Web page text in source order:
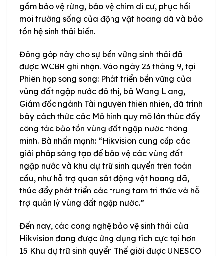
gồm bảo vệ rừng, bảo vệ chim di cư, phục hồi
môi trường sống của động vật hoang dã và bảo
tồn hệ sinh thái biển.
Đóng góp này cho sự bền vững sinh thái đã
được WCBR ghi nhận. Vào ngày 23 tháng 9, tại
Phiên họp song song: Phát triển bền vững của
vùng đất ngập nước đô thị, bà Wang Liang,
Giám đốc ngành Tài nguyên thiên nhiên, đã trình
bày cách thức các Mô hình quy mô lớn thúc đẩy
công tác bảo tồn vùng đất ngập nước thông
minh. Bà nhấn mạnh: “Hikvision cung cấp các
giải pháp sáng tạo để bảo vệ các vùng đất
ngập nước và khu dự trữ sinh quyển trên toàn
cầu, như hỗ trợ quan sát động vật hoang dã,
thúc đẩy phát triển các trung tâm tri thức và hỗ
trợ quản lý vùng đất ngập nước.”
Đến nay, các công nghệ bảo vệ sinh thái của
Hikvision đang được ứng dụng tích cực tại hơn
15 Khu dự trữ sinh quyển Thế giới được UNESCO